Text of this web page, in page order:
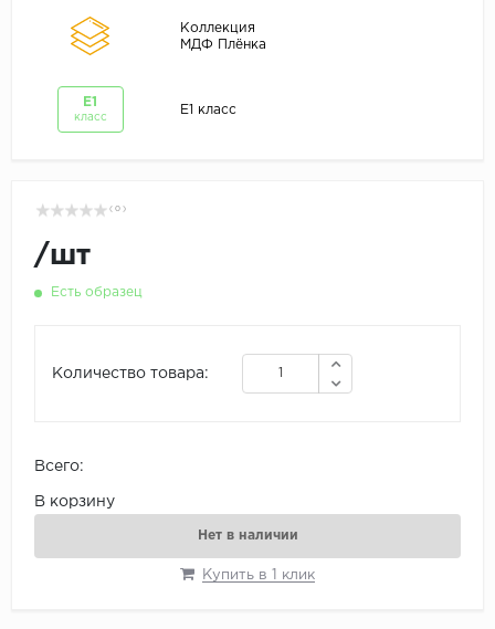
Коллекция
МДФ Плёнка
E1
класс
E1 класс
( 0 )
/шт
Есть образец
Количество товара:
Всего:
В корзину
Нет в наличии
Купить в 1 клик